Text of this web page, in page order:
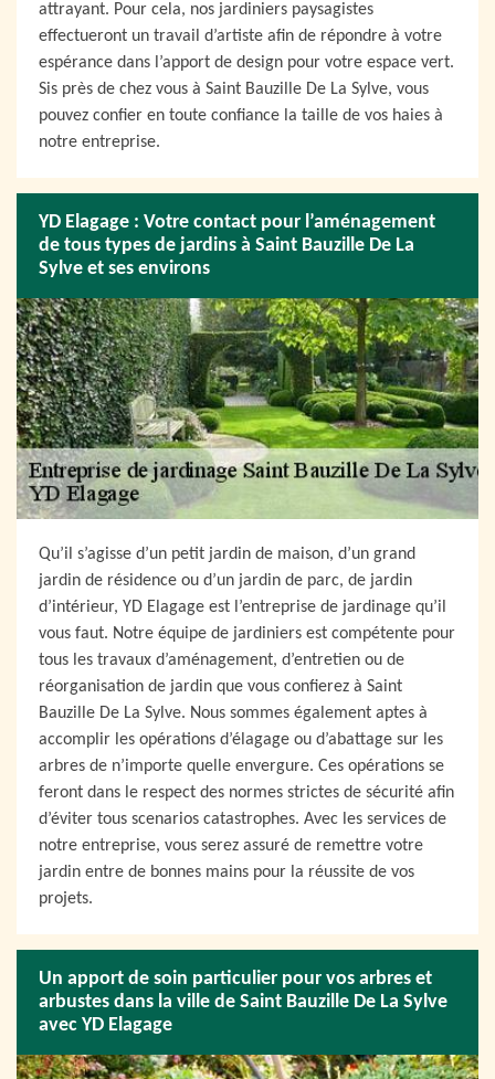
attrayant. Pour cela, nos jardiniers paysagistes
effectueront un travail d’artiste afin de répondre à votre
espérance dans l’apport de design pour votre espace vert.
Sis près de chez vous à Saint Bauzille De La Sylve, vous
pouvez confier en toute confiance la taille de vos haies à
notre entreprise.
YD Elagage : Votre contact pour l’aménagement
de tous types de jardins à Saint Bauzille De La
Sylve et ses environs
Qu’il s’agisse d’un petit jardin de maison, d’un grand
jardin de résidence ou d’un jardin de parc, de jardin
d’intérieur, YD Elagage est l’entreprise de jardinage qu’il
vous faut. Notre équipe de jardiniers est compétente pour
tous les travaux d’aménagement, d’entretien ou de
réorganisation de jardin que vous confierez à Saint
Bauzille De La Sylve. Nous sommes également aptes à
accomplir les opérations d’élagage ou d’abattage sur les
arbres de n’importe quelle envergure. Ces opérations se
feront dans le respect des normes strictes de sécurité afin
d’éviter tous scenarios catastrophes. Avec les services de
notre entreprise, vous serez assuré de remettre votre
jardin entre de bonnes mains pour la réussite de vos
projets.
Un apport de soin particulier pour vos arbres et
arbustes dans la ville de Saint Bauzille De La Sylve
avec YD Elagage